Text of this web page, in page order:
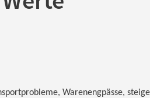
Warenengpässe,